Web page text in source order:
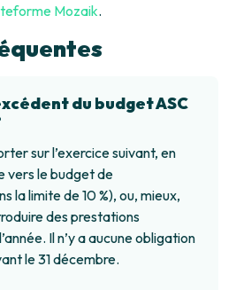
Mozaik.
du budget ASC
sur l’exercice suivant, en
vers le budget de
la limite de 10 %), ou, mieux,
des prestations
Il n’y a aucune obligation
le 31 décembre.